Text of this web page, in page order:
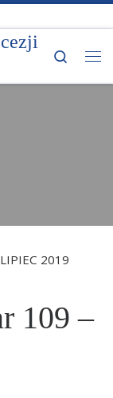
Search
2019
109 –